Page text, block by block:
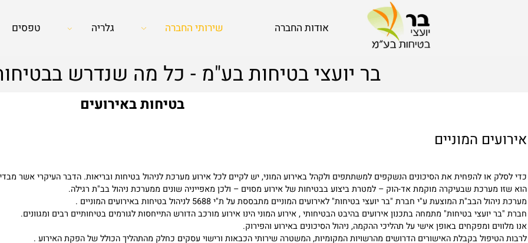
אודות החברה שירותי החברה גלריה טפסים
בר יועצי בטיחות בע"מ - כל מה שנדרש
בטיחות באירועים
המוניים
או להפחית את הסיכונים הנשקפים למשתתפים ולקהל באירוע המוני, יש לקיים לכל אירוע מערכת לניהול בטיחות ובריאות. הדבר העיקרי אשר
שבעיקרה מוקמת אד-הוק – למטרת ביצוע בבטיחות של אירוע מסוים – ולכן מאפייניה שונים ממערכת ניהול בב"ת רגילה.
המוצעת ע"י חברת "בר יועצי בטיחות" לאירועים המוניים מתבססת על ת"י 5688 לניהול בטיחות באירועים המוניים .
בטיחות" מתמחה בתכנון אירועים בהיבט הבטיחותי , אירוע המוני הינו אירוע מורכב הדורש התייחסות לגורמים בטיחותיים רבים ומגוונים.
ומפקחים באופן אישי על תהליכי ההקמה, ניהול הסיכונים באירוע והפירוק.